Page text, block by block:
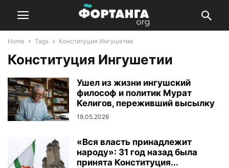
Home Tags Конституция Ингушетии
Конституция Ингушетии
Ушел из жизни ингушский
философ и политик Мурат
Келигов, переживший высылку
19.05.2026
«Вся власть принадлежит
народу»: 31 год назад была
принята Конституция...